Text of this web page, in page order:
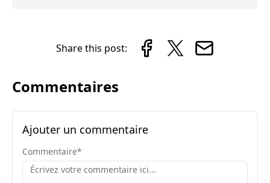
Share this post:
Commentaires
Ajouter un commentaire
Commentaire*